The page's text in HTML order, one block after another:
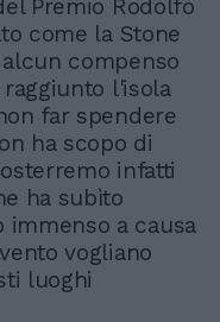
Premio Rodolfo
come la Stone
compenso
raggiunto l'isola
far spendere
ha scopo di
infatti
ha subìto
a causa
vogliano
luoghi